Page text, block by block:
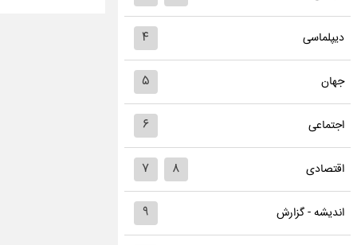
دیپلماسی ۴
جهان ۵
اجتماعی ۶
اقتصادی ۷ ۸
اندیشه - گزارش ۹